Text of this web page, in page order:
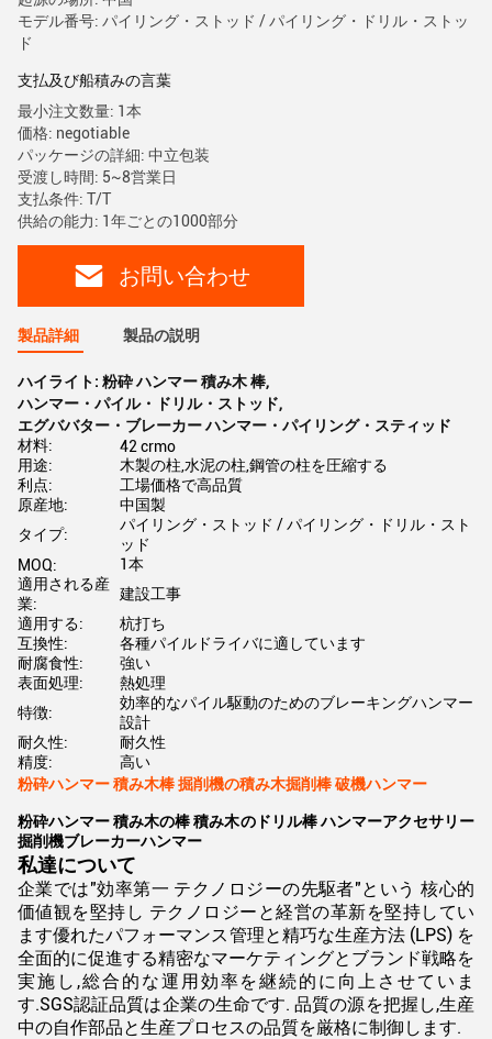
モデル番号: パイリング・ストッド / パイリング・ドリル・ストッ
ド
支払及び船積みの言葉
最小注文数量: 1本
価格: negotiable
パッケージの詳細: 中立包装
受渡し時間: 5~8営業日
支払条件: T/T
供給の能力: 1年ごとの1000部分
お問い合わせ
製品詳細 製品の説明
ハイライト: 粉砕 ハンマー 積み木 棒,
ハンマー・パイル・ドリル・ストッド,
エグババター・ブレーカー ハンマー・パイリング・スティッド
材料:
42 crmo
用途:
木製の柱,水泥の柱,鋼管の柱を圧縮する
利点:
工場価格で高品質
原産地:
中国製
タイプ:
パイリング・ストッド / パイリング・ドリル・スト
ッド
MOQ:
1本
適用される産
業:
建設工事
適用する:
杭打ち
互換性:
各種パイルドライバに適しています
耐腐食性:
強い
表面処理:
熱処理
特徴:
効率的なパイル駆動のためのブレーキングハンマー
設計
耐久性:
耐久性
精度:
高い
粉砕ハンマー 積み木棒 掘削機の積み木掘削棒 破機ハンマー
粉砕ハンマー 積み木の棒 積み木のドリル棒 ハンマーアクセサリー
掘削機ブレーカーハンマー
私達について
企業では"効率第一 テクノロジーの先駆者"という 核心的
価値観を堅持し テクノロジーと経営の革新を堅持してい
ます優れたパフォーマンス管理と精巧な生産方法 (LPS) を
全面的に促進する精密なマーケティングとブランド戦略を
実施し,総合的な運用効率を継続的に向上させていま
す.SGS認証品質は企業の生命です. 品質の源を把握し,生産
中の自作部品と生産プロセスの品質を厳格に制御します.